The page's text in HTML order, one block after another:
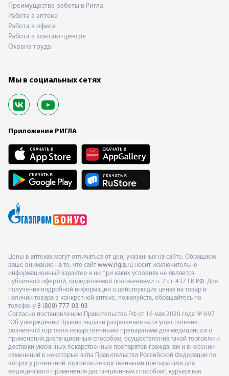
Преимущества работы в Ригла
Работа в аптеке
Работа в офисе
Работа в контакт-центре
Охрана труда
Мы в социальных сетях
Приложение РИГЛА
Цены в аптеках могут отличаться от цен, указанных на сайте. Обращаем
ваше внимание на то, что сайт www.rigla.ru носит исключительно
информационный характер и ни при каких условиях не является
публичной офертой, определяемой положениями п. 2 ст. 437 ГК РФ. Для
получения подробной информации о действующих ценах на товар и
наличии товара в конкретной аптеке, пожалуйста, обращайтесь по
телефону 8 (800) 777-03-03
Согласно постановлению Правительства РФ от 16 мая 2020 года № 697
"Об утверждении Правил выдачи разрешения на осуществление
розничной торговли лекарственными препаратами для медицинского
применения дистанционным способом, осуществления такой торговли и
доставки указанных лекарственных препаратов гражданам и внесении
изменений в некоторые акты Правительства Российской Федерации по
вопросу розничной торговли лекарственными препаратами для
медицинского применения дистанционным способом", курьерская